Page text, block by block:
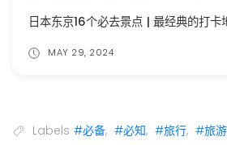
日本东京16个必去景点 | 最经典的打卡
MAY 29, 2024
Labels #必备, #必知, #旅行, #旅游